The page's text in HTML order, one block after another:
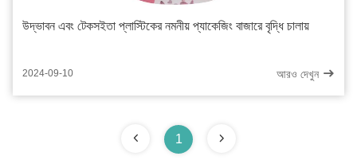
উদ্ভাবন এবং টেকসইতা প্লাস্টিকের নমনীয় প্যাকেজিং বাজারে বৃদ্ধি চালায়
2024-09-10 আরও দেখুন
1